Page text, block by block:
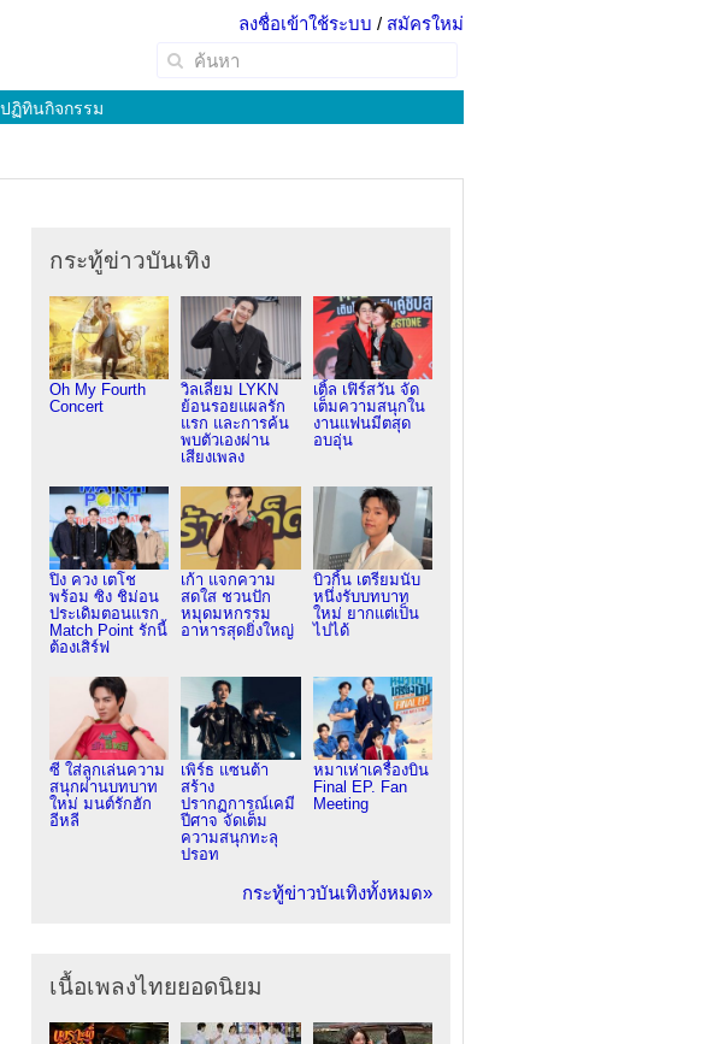
ลงชื่อเข้าใช้ระบบ / สมัครใหม่
ปฏิทินกิจกรรม
กระทู้ข่าวบันเทิง
Oh My Fourth
Concert
วิลเลี่ยม LYKN
ย้อนรอยแผลรัก
แรก และการค้น
พบตัวเองผ่าน
เสียงเพลง
เติ้ล เฟิร์สวัน จัด
เต็มความสนุกใน
งานแฟนมีตสุด
อบอุ่น
ปิง ควง เตโช
พร้อม ซิง ชิม่อน
ประเดิมตอนแรก
Match Point รักนี้
ต้องเสิร์ฟ
เก้า แจกความ
สดใส ชวนปัก
หมุดมหกรรม
อาหารสุดยิ่งใหญ่
บิวกิ้น เตรียมนับ
หนึ่งรับบทบาท
ใหม่ ยากแต่เป็น
ไปได้
ซี ใส่ลูกเล่นความ
สนุกผ่านบทบาท
ใหม่ มนต์รักฮัก
อีหลี
เพิร์ธ แซนต้า
สร้าง
ปรากฏการณ์เคมี
ปีศาจ จัดเต็ม
ความสนุกทะลุ
ปรอท
หมาเห่าเครื่องบิน
Final EP. Fan
Meeting
กระทู้ข่าวบันเทิงทั้งหมด»
เนื้อเพลงไทยยอดนิยม